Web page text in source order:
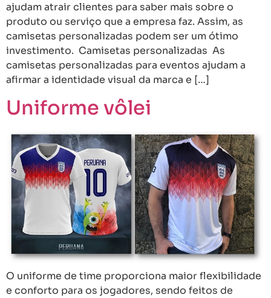
ajudam atrair clientes para saber mais sobre o
produto ou serviço que a empresa faz. Assim, as
camisetas personalizadas podem ser um ótimo
investimento. Camisetas personalizadas As
camisetas personalizadas para eventos ajudam a
afirmar a identidade visual da marca e […]
Uniforme vôlei
O uniforme de time proporciona maior flexibilidade
e conforto para os jogadores, sendo feitos de